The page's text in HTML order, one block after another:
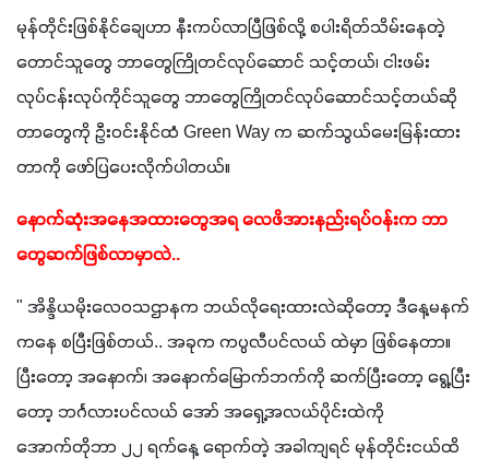
မုန်တိုင်းဖြစ်နိုင်ချေဟာ နီးကပ်လာပြီဖြစ်လို့ စပါးရိတ်သိမ်းနေတဲ့
တောင်သူတွေ ဘာတွေကြိုတင်လုပ်ဆောင် သင့်တယ်၊ ငါးဖမ်း
လုပ်ငန်းလုပ်ကိုင်သူတွေ ဘာတွေကြိုတင်လုပ်ဆောင်သင့်တယ်ဆို
တာတွေကို ဦးဝင်းနိုင်ထံ Green Way က ဆက်သွယ်မေးမြန်းထား
တာကို ဖော်ပြပေးလိုက်ပါတယ်။
နောက်ဆုံးအနေအထားတွေအရ လေဖိအားနည်းရပ်ဝန်းက ဘာ
တွေဆက်ဖြစ်လာမှာလဲ..
" အိန္ဒိယမိုးလေဝသဌာနက ဘယ်လိုရေးထားလဲဆိုတော့ ဒီနေ့မနက်
ကနေ စပြီးဖြစ်တယ်.. အခုက ကပ္ပလီပင်လယ် ထဲမှာ ဖြစ်နေတာ။
ပြီးတော့ အနောက်၊ အနောက်မြောက်ဘက်ကို ဆက်ပြီးတော့ ရွေ့ပြီး
တော့ ဘင်္ဂလားပင်လယ် အော် အရှေ့အလယ်ပိုင်းထဲကို
အောက်တိုဘာ ၂၂ ရက်နေ့ ရောက်တဲ့ အခါကျရင် မုန်တိုင်းငယ်ထိ